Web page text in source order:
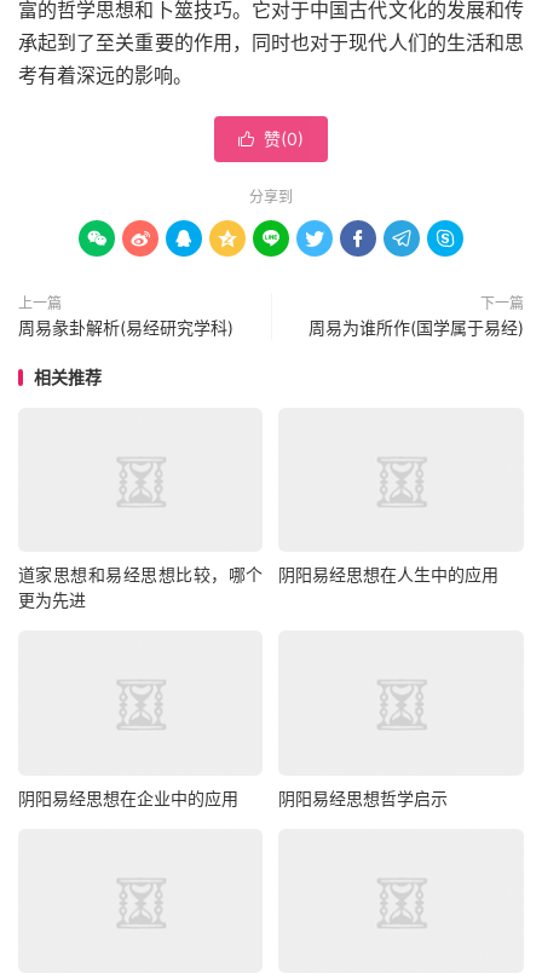
富的哲学思想和卜筮技巧。它对于中国古代文化的发展和传
承起到了至关重要的作用，同时也对于现代人们的生活和思
考有着深远的影响。
 赞(0)
分享到
        
上一篇
周易彖卦解析(易经研究学科)
下一篇
周易为谁所作(国学属于易经)
相关推荐
道家思想和易经思想比较，哪个
更为先进
阴阳易经思想在人生中的应用
阴阳易经思想在企业中的应用 阴阳易经思想哲学启示